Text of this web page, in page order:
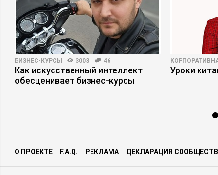
БИЗНЕС-КУРСЫ 3003 46
Как искусственный интеллект
обесценивает бизнес-курсы
Уроки
О ПРОЕКТЕ F.A.Q. РЕКЛАМА ДЕКЛАРАЦИЯ